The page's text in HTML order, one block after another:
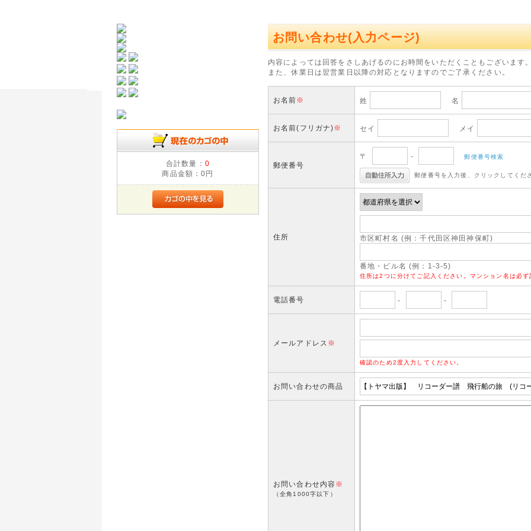
合計数量： 0
商品金額：0円
お問い合わせ(入力ページ)
内容によっては回答をさしあげるのにお時間をいただくこともございます。
また、休業日は翌営業日以降の対応となりますのでご了承ください。
お名前※ 姓 名
お名前(フリガナ)※ セイ メイ
郵便番号
〒 - 郵便番号検索
郵便番号を入力後、クリックしてくだ
住所 市区町村名 (例：千代田区神田神保町)
番地・ビル名 (例：1-3-5)
住所は2つに分けてご記入ください。マンション名は必ず
電話番号 - -
メールアドレス ※
確認のため2度入力してください。
お問い合わせの商品
お問い合わせ内容※
（全角1000字以下）